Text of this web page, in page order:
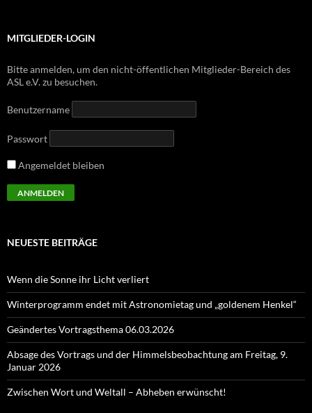
MITGLIEDER-LOGIN
Bitte anmelden, um den nicht-öffentlichen Mitglieder-Bereich des
ASL e.V. zu besuchen.
Benutzername
Passwort
Angemeldet bleiben
NEUESTE BEITRÄGE
Wenn die Sonne ihr Licht verliert
Winterprogramm endet mit Astronomietag und „goldenem Henkel“
Geändertes Vortragsthema 06.03.2026
Absage des Vortrags und der Himmelsbeobachtung am Freitag, 9.
Januar 2026
Zwischen Wort und Weltall – Abheben erwünscht!